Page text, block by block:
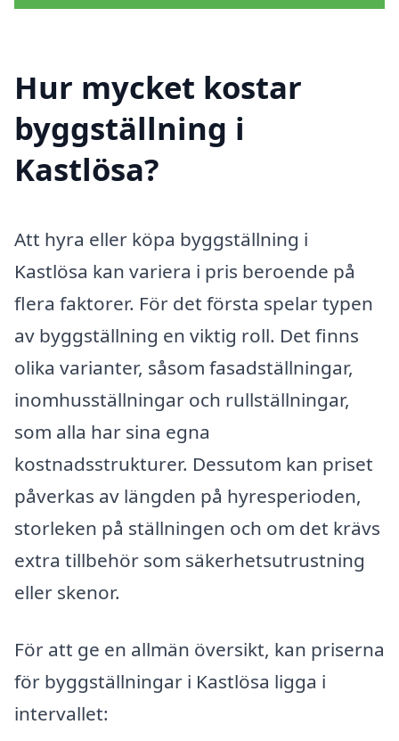
Hur mycket kostar
byggställning i
Kastlösa?
Att hyra eller köpa byggställning i
Kastlösa kan variera i pris beroende på
flera faktorer. För det första spelar typen
av byggställning en viktig roll. Det finns
olika varianter, såsom fasadställningar,
inomhusställningar och rullställningar,
som alla har sina egna
kostnadsstrukturer. Dessutom kan priset
påverkas av längden på hyresperioden,
storleken på ställningen och om det krävs
extra tillbehör som säkerhetsutrustning
eller skenor.
För att ge en allmän översikt, kan priserna
för byggställningar i Kastlösa ligga i
intervallet: